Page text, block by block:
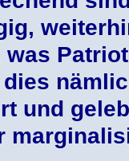
was
dies
und